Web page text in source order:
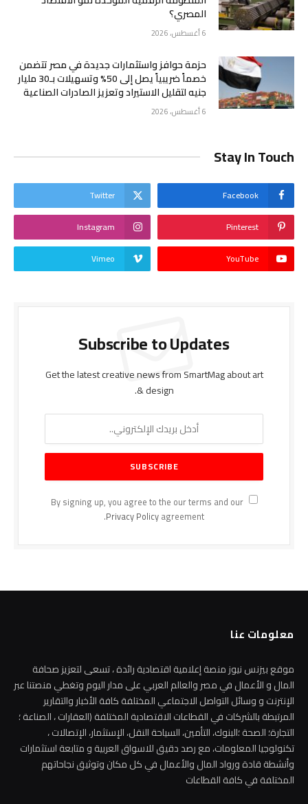
المصري؟
6 أغسطس، 2026
حزمة حوافز واستثمارات جديدة في مصر تتضمن
خصماً ضريبياً يصل إلى 50% وتسهيلات بـ30 مليار
جنيه لتقليل الاستيراد وتعزيز الصادرات الصناعية
6 أغسطس، 2026
Stay In Touch
Facebook
Twitter
Pinterest
Instagram
YouTube
Vimeo
Subscribe to Updates
Get the latest creative news from SmartMag about art
& design.
By signing up, you agree to the our terms and our
Privacy Policyagreement.
معلومات عنا
موقع بيزنس نيوز منصة إعلامية اقتصادية رائدة ، تسعى لتعزيز صحافة
المال و الأعمال في مصر والعالم العربي على مدار اليوم وتغطي منصتنا عبر
الإنترنت و وسائل التواصل الاجتماعي المختلفة كافة الأخبار والتقارير
المرتبطة بالشركات في القطاعات الاقتصادية المختلفة (العقارات ، الصناعة ؛
التجارة؛ الصحة ؛البنوك، التأمين، السياحة النقل، الإستثمار، الإتصالات ،
تكنولوجيا المعلومات، مع رصد دقيق للاسواق العربية و متابعة استثمارات
وأنشطة قادة ورواد المال والأعمال في كل مكان وتوثيق نجاحاتهم
المختلفة في كافة القطاعات